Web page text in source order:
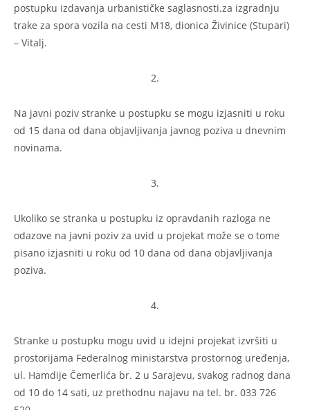
postupku izdavanja urbanističke saglasnosti.za izgradnju
trake za spora vozila na cesti M18, dionica Živinice (Stupari)
– Vitalj.
2.
Na javni poziv stranke u postupku se mogu izjasniti u roku
od 15 dana od dana objavljivanja javnog poziva u dnevnim
novinama.
3.
Ukoliko se stranka u postupku iz opravdanih razloga ne
odazove na javni poziv za uvid u projekat može se o tome
pisano izjasniti u roku od 10 dana od dana objavljivanja
poziva.
4.
Stranke u postupku mogu uvid u idejni projekat izvršiti u
prostorijama Federalnog ministarstva prostornog uređenja,
ul. Hamdije Čemerlića br. 2 u Sarajevu, svakog radnog dana
od 10 do 14 sati, uz prethodnu najavu na tel. br. 033 726